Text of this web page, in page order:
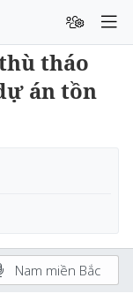
tháo
án tồn
Nam miền Bắc